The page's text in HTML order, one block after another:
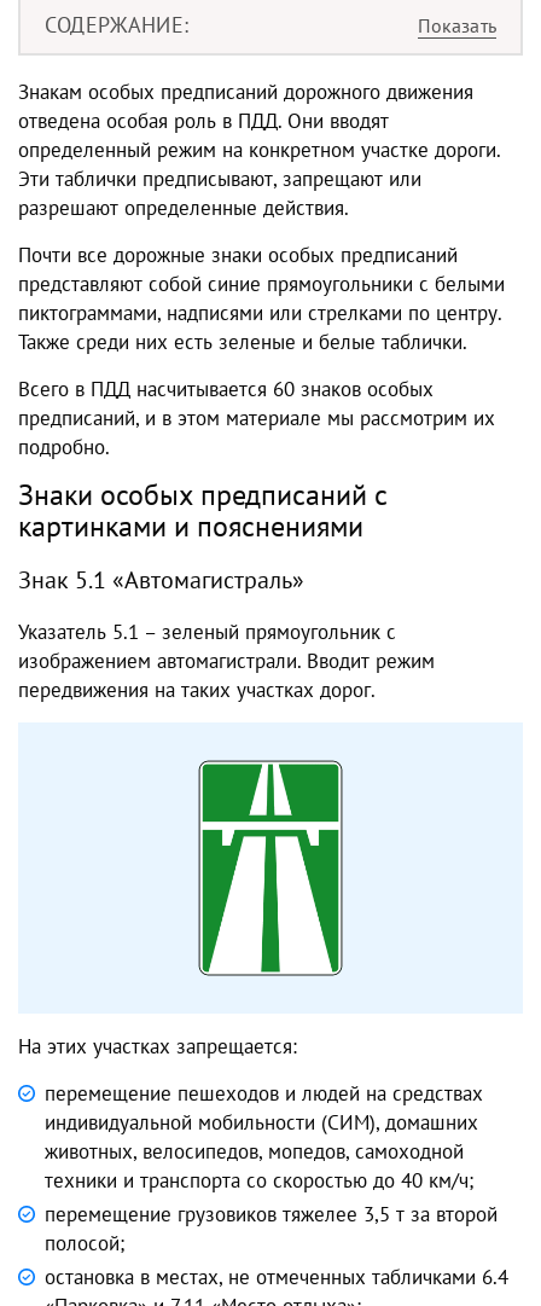
СОДЕРЖАНИЕ
Знакам особых предписаний дорожного движения
отведена особая роль в ПДД. Они вводят
определенный режим на конкретном участке дороги.
Эти таблички предписывают, запрещают или
разрешают определенные действия.
Почти все дорожные знаки особых предписаний
представляют собой синие прямоугольники с белыми
пиктограммами, надписями или стрелками по центру.
Также среди них есть зеленые и белые таблички.
Всего в ПДД насчитывается 60 знаков особых
предписаний, и в этом материале мы рассмотрим их
подробно.
Знаки особых предписаний с
картинками и пояснениями
Знак 5.1 «Автомагистраль»
Указатель 5.1 – зеленый прямоугольник с
изображением автомагистрали. Вводит режим
передвижения на таких участках дорог.
На этих участках запрещается:
перемещение пешеходов и людей на средствах
индивидуальной мобильности (СИМ), домашних
животных, велосипедов, мопедов, самоходной
техники и транспорта со скоростью до 40 км/ч;
перемещение грузовиков тяжелее 3,5 т за второй
полосой;
остановка в местах, не отмеченных табличками 6.4